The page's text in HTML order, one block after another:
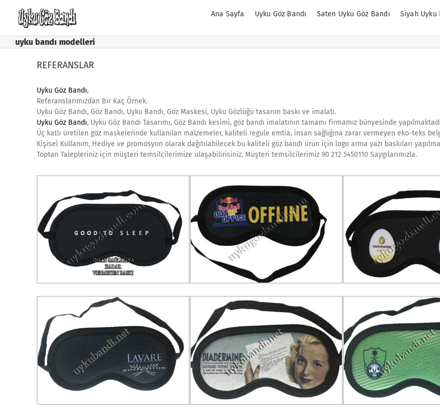
content
Ana Sayfa Uyku Göz Bandı Saten Uyku Göz Bandı Siyah Uyku
uyku bandı modelleri
REFERANSLAR
Uyku Göz Bandı,
Referanslarımızdan Bir Kaç Örnek.
Uyku Göz Bandı, Göz Bandı, Uyku Bandı, Göz Maskesi, Uyku Gözlüğü tasarım baskı ve imalatı.
Uyku Göz Bandı, Uyku Göz Bandı Tasarımı, Göz Bandı kesimi, göz bandı imalatının tamamı firmamız bünyesinde
Üç katlı üretilen göz maskelerinde kullanılan malzemeler, kaliteli regule emtia, insan sağlığına zarar vermeyen eko-teks
Kişisel Kullanım, Hediye ve promosyon olarak dağıtılabilecek bu kaliteli göz bandı ürün için logo arma yazı baskıları
Toptan Talepleriniz için müşteri temsilcilerimize ulaşabilirisiniz. Müşteri temsilcilerimiz 90 212 5450110 Saygılarımızla.